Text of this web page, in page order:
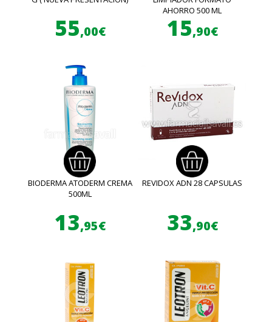
55,00€
AHORRO 500 ML
15,90€
BIODERMA ATODERM CREMA
500ML
13,95€
REVIDOX ADN 28 CAPSULAS
33,90€